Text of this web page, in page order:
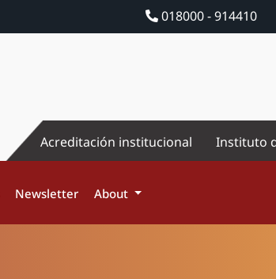
018000 - 914410
Acreditación institucional Instituto
Newsletter About